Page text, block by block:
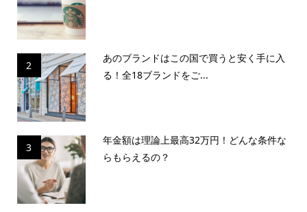
2
あのブランドはこの国で買うと安く手に入
る！全18ブランドをご...
3
年金額は理論上最高32万円！どんな条件な
らもらえるの？